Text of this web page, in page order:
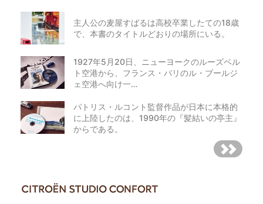
主人公の麦屋すばるは高校卒業したての18歳
で、本書のタイトルどおりの場所にいる。
1927年5月20日、ニューヨークのルーズベル
ト空港から、フランス・パリのル・ブールジ
ェ空港へ向け一…
パトリス・ルコント監督作品が日本に本格的
に上陸したのは、1990年の『髪結いの亭主』
からである。